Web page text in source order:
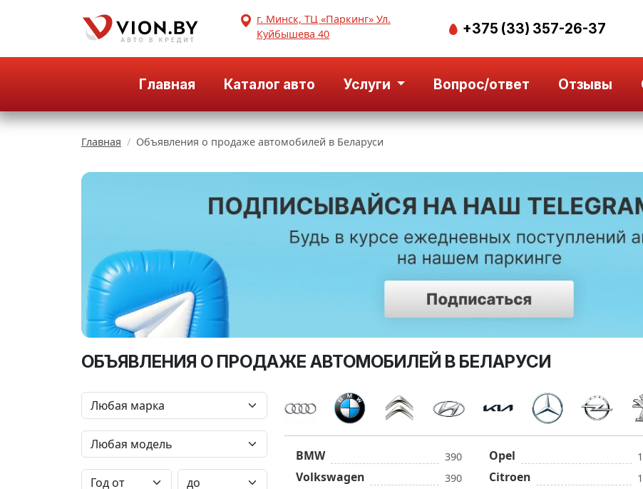
г. Минск, ТЦ «Паркинг» Ул.
Куйбышева 40
+375 (33) 357-26-37
Главная Каталог авто Услуги Вопрос/ответ Отзывы
Главная Объявления о продаже автомобилей в Беларуси
ОБЪЯВЛЕНИЯ О ПРОДАЖЕ АВТОМОБИЛЕЙ В БЕЛАРУСИ
BMW 390
Volkswagen 390
Opel
Citroen